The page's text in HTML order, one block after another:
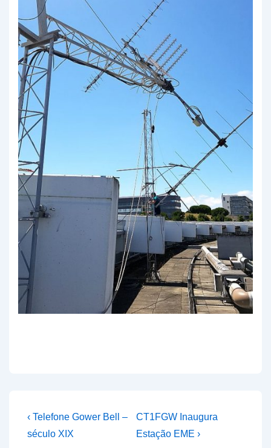
Navegação
de
Previous
Post
‹ Telefone Gower Bell –
século XIX
Next
Post
CT1FGW Inaugura
Estação EME ›